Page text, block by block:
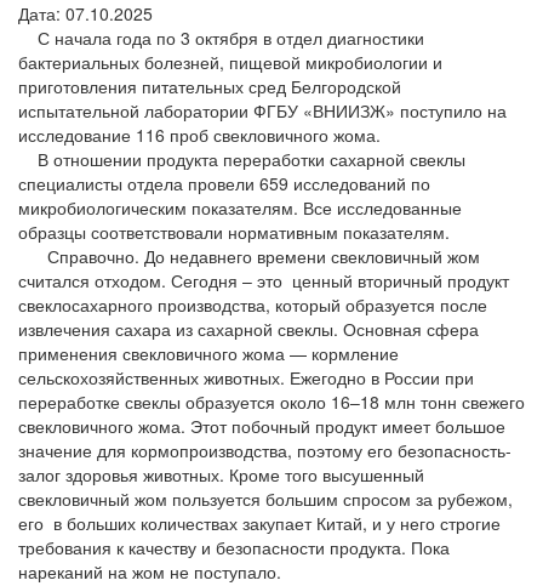
Дата: 07.10.2025
С начала года по 3 октября в отдел диагностики
бактериальных болезней, пищевой микробиологии и
приготовления питательных сред Белгородской
испытательной лаборатории ФГБУ «ВНИИЗЖ» поступило на
исследование 116 проб свекловичного жома.
В отношении продукта переработки сахарной свеклы
специалисты отдела провели 659 исследований по
микробиологическим показателям. Все исследованные
образцы соответствовали нормативным показателям.
Справочно. До недавнего времени свекловичный жом
считался отходом. Сегодня – это ценный вторичный продукт
свеклосахарного производства, который образуется после
извлечения сахара из сахарной свеклы. Основная сфера
применения свекловичного жома — кормление
сельскохозяйственных животных. Ежегодно в России при
переработке свеклы образуется около 16–18 млн тонн свежего
свекловичного жома. Этот побочный продукт имеет большое
значение для кормопроизводства, поэтому его безопасность-
залог здоровья животных. Кроме того высушенный
свекловичный жом пользуется большим спросом за рубежом,
его в больших количествах закупает Китай, и у него строгие
требования к качеству и безопасности продукта. Пока
нареканий на жом не поступало.